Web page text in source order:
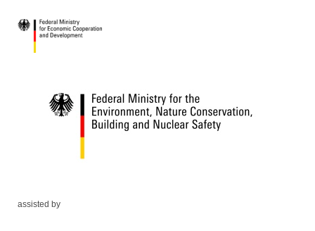
assisted by